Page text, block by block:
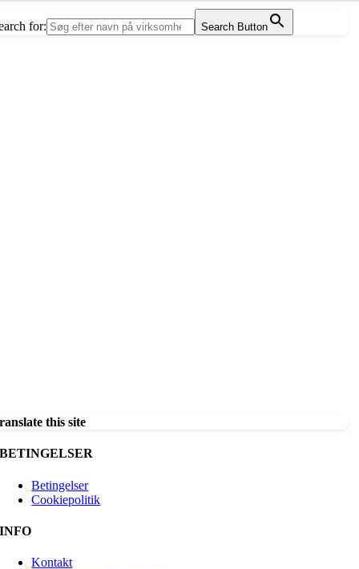
for: Search Button
this site
BETINGELSER
Betingelser
Cookiepolitik
INFO
Kontakt